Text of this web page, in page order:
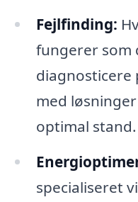
Fejlfinding:
fungerer som
diagnosticere
med
optimal stand.
specialiseret